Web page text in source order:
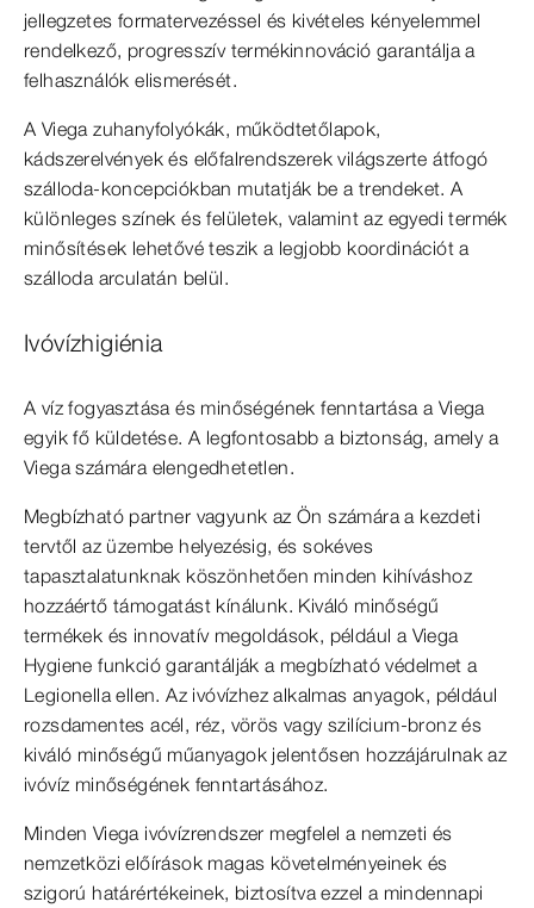
jellegzetes formatervezéssel és kivételes kényelemmel
rendelkező, progresszív termékinnováció garantálja a
felhasználók elismerését.
A Viega zuhanyfolyókák, működtetőlapok,
kádszerelvények és előfalrendszerek világszerte átfogó
szálloda-koncepciókban mutatják be a trendeket. A
különleges színek és felületek, valamint az egyedi termék
minősítések lehetővé teszik a legjobb koordinációt a
szálloda arculatán belül.
Ivóvízhigiénia
A víz fogyasztása és minőségének fenntartása a Viega
egyik fő küldetése. A legfontosabb a biztonság, amely a
Viega számára elengedhetetlen.
Megbízható partner vagyunk az Ön számára a kezdeti
tervtől az üzembe helyezésig, és sokéves
tapasztalatunknak köszönhetően minden kihíváshoz
hozzáértő támogatást kínálunk. Kiváló minőségű
termékek és innovatív megoldások, például a Viega
Hygiene funkció garantálják a megbízható védelmet a
Legionella ellen. Az ivóvízhez alkalmas anyagok, például
rozsdamentes acél, réz, vörös vagy szilícium-bronz és
kiváló minőségű műanyagok jelentősen hozzájárulnak az
ivóvíz minőségének fenntartásához.
Minden Viega ivóvízrendszer megfelel a nemzeti és
nemzetközi előírások magas követelményeinek és
szigorú határértékeinek, biztosítva ezzel a mindennapi